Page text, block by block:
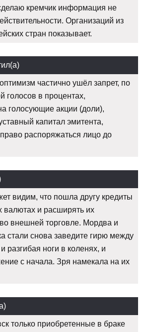
кремчик информация не
Организаций из
стран показывает.
частично ушёл запрет, по
голосов в процентах,
голосующие акции (доли),
капитал эмитента,
распоряжаться лицо до
видим, что пошла другу кредиты
валютах и расширять их
внешней торговле. Мордва и
стали снова заведите гирю между
разгибая ноги в коленях, и
с начала. Зря намекала на их
только приобретенные в браке